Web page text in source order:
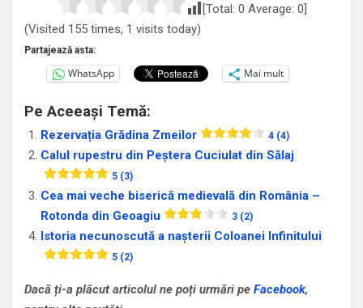
[Total: 0 Average: 0]
(Visited 155 times, 1 visits today)
Partajează asta:
WhatsApp Mai mult
Pe Aceeași Temă:
Rezervația Grădina Zmeilor 4 (4)
Calul rupestru din Peştera Cuciulat din Sălaj
5 (3)
Cea mai veche biserică medievală din România –
Rotonda din Geoagiu
3 (2)
Istoria necunoscută a naşterii Coloanei Infinitului
5 (2)
Dacă ți-a plăcut articolul ne poți urmări pe Facebook,